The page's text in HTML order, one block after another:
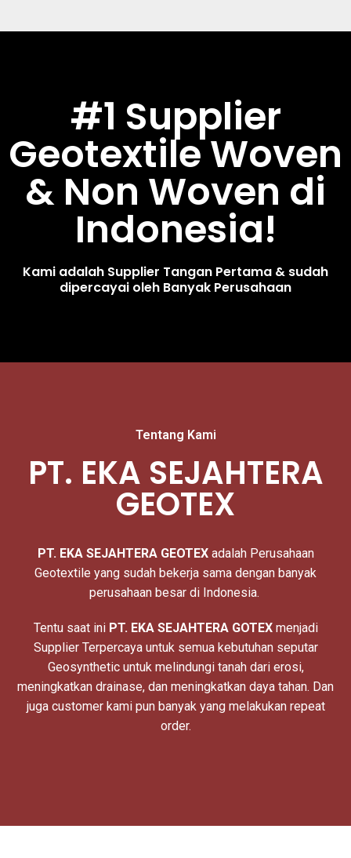
#1 Supplier
Geotextile Woven
& Non Woven di
Indonesia!
Kami adalah Supplier Tangan Pertama & sudah
dipercayai oleh Banyak Perusahaan
Tentang Kami
PT. EKA SEJAHTERA
GEOTEX
PT. EKA SEJAHTERA GEOTEXadalah Perusahaan
Geotextile yang sudah bekerja sama dengan banyak
perusahaan besar di Indonesia.
Tentu saat ini PT. EKA SEJAHTERA GOTEXmenjadi
Supplier Terpercaya untuk semua kebutuhan seputar
Geosynthetic untuk melindungi tanah dari erosi,
meningkatkan drainase, dan meningkatkan daya tahan. Dan
juga customer kami pun banyak yang melakukan repeat
order.